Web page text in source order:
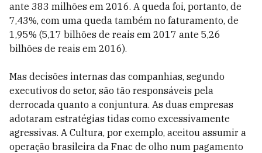
ante 383 milhões em 2016. A queda foi, portanto, de
7,43%, com uma queda também no faturamento, de
1,95% (5,17 bilhões de reais em 2017 ante 5,26
bilhões de reais em 2016).
Mas decisões internas das companhias, segundo
executivos do setor, são tão responsáveis pela
derrocada quanto a conjuntura. As duas empresas
adotaram estratégias tidas como excessivamente
agressivas. A Cultura, por exemplo, aceitou assumir a
operação brasileira da Fnac de olho num pagamento